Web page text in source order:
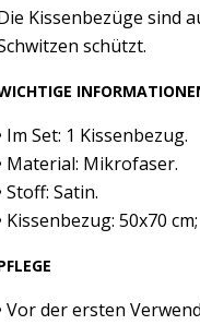
Kissenbezüge sind
schützt.
Im Set: 1 Kissenbezug.
Material: Mikrofaser.
Stoff: Satin.
Kissenbezug: 50x70 cm;
Vor der ersten